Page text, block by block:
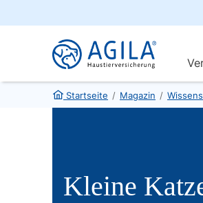
Startseite / Magazin /
Kleine